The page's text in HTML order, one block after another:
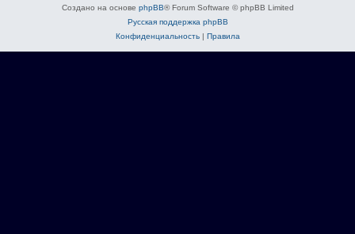
Создано на основе phpBB® Forum Software © phpBB Limited
Русская поддержка phpBB
Конфиденциальность| Правила